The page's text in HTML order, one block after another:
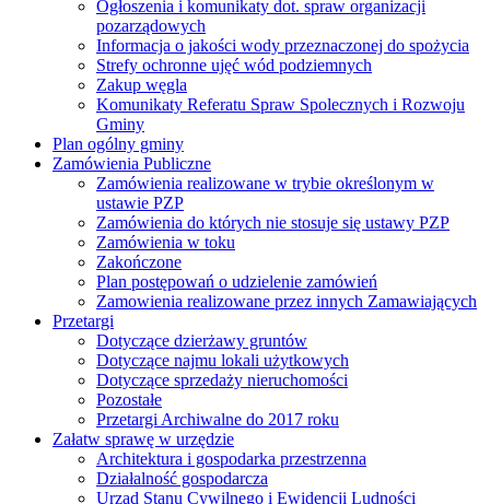
Ogłoszenia i komunikaty dot. spraw organizacji
pozarządowych
Informacja o jakości wody przeznaczonej do spożycia
Strefy ochronne ujęć wód podziemnych
Zakup węgla
Komunikaty Referatu Spraw Spolecznych i Rozwoju
Gminy
Plan ogólny gminy
Zamówienia Publiczne
Zamówienia realizowane w trybie określonym w
ustawie PZP
Zamówienia do których nie stosuje się ustawy PZP
Zamówienia w toku
Zakończone
Plan postępowań o udzielenie zamówień
Zamowienia realizowane przez innych Zamawiających
Przetargi
Dotyczące dzierżawy gruntów
Dotyczące najmu lokali użytkowych
Dotyczące sprzedaży nieruchomości
Pozostałe
Przetargi Archiwalne do 2017 roku
Załatw sprawę w urzędzie
Architektura i gospodarka przestrzenna
Działalność gospodarcza
Urząd Stanu Cywilnego i Ewidencji Ludności